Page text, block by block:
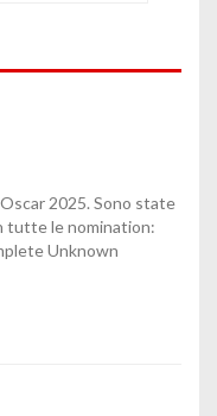
2025. Sono state
tutte le nomination:
Unknown